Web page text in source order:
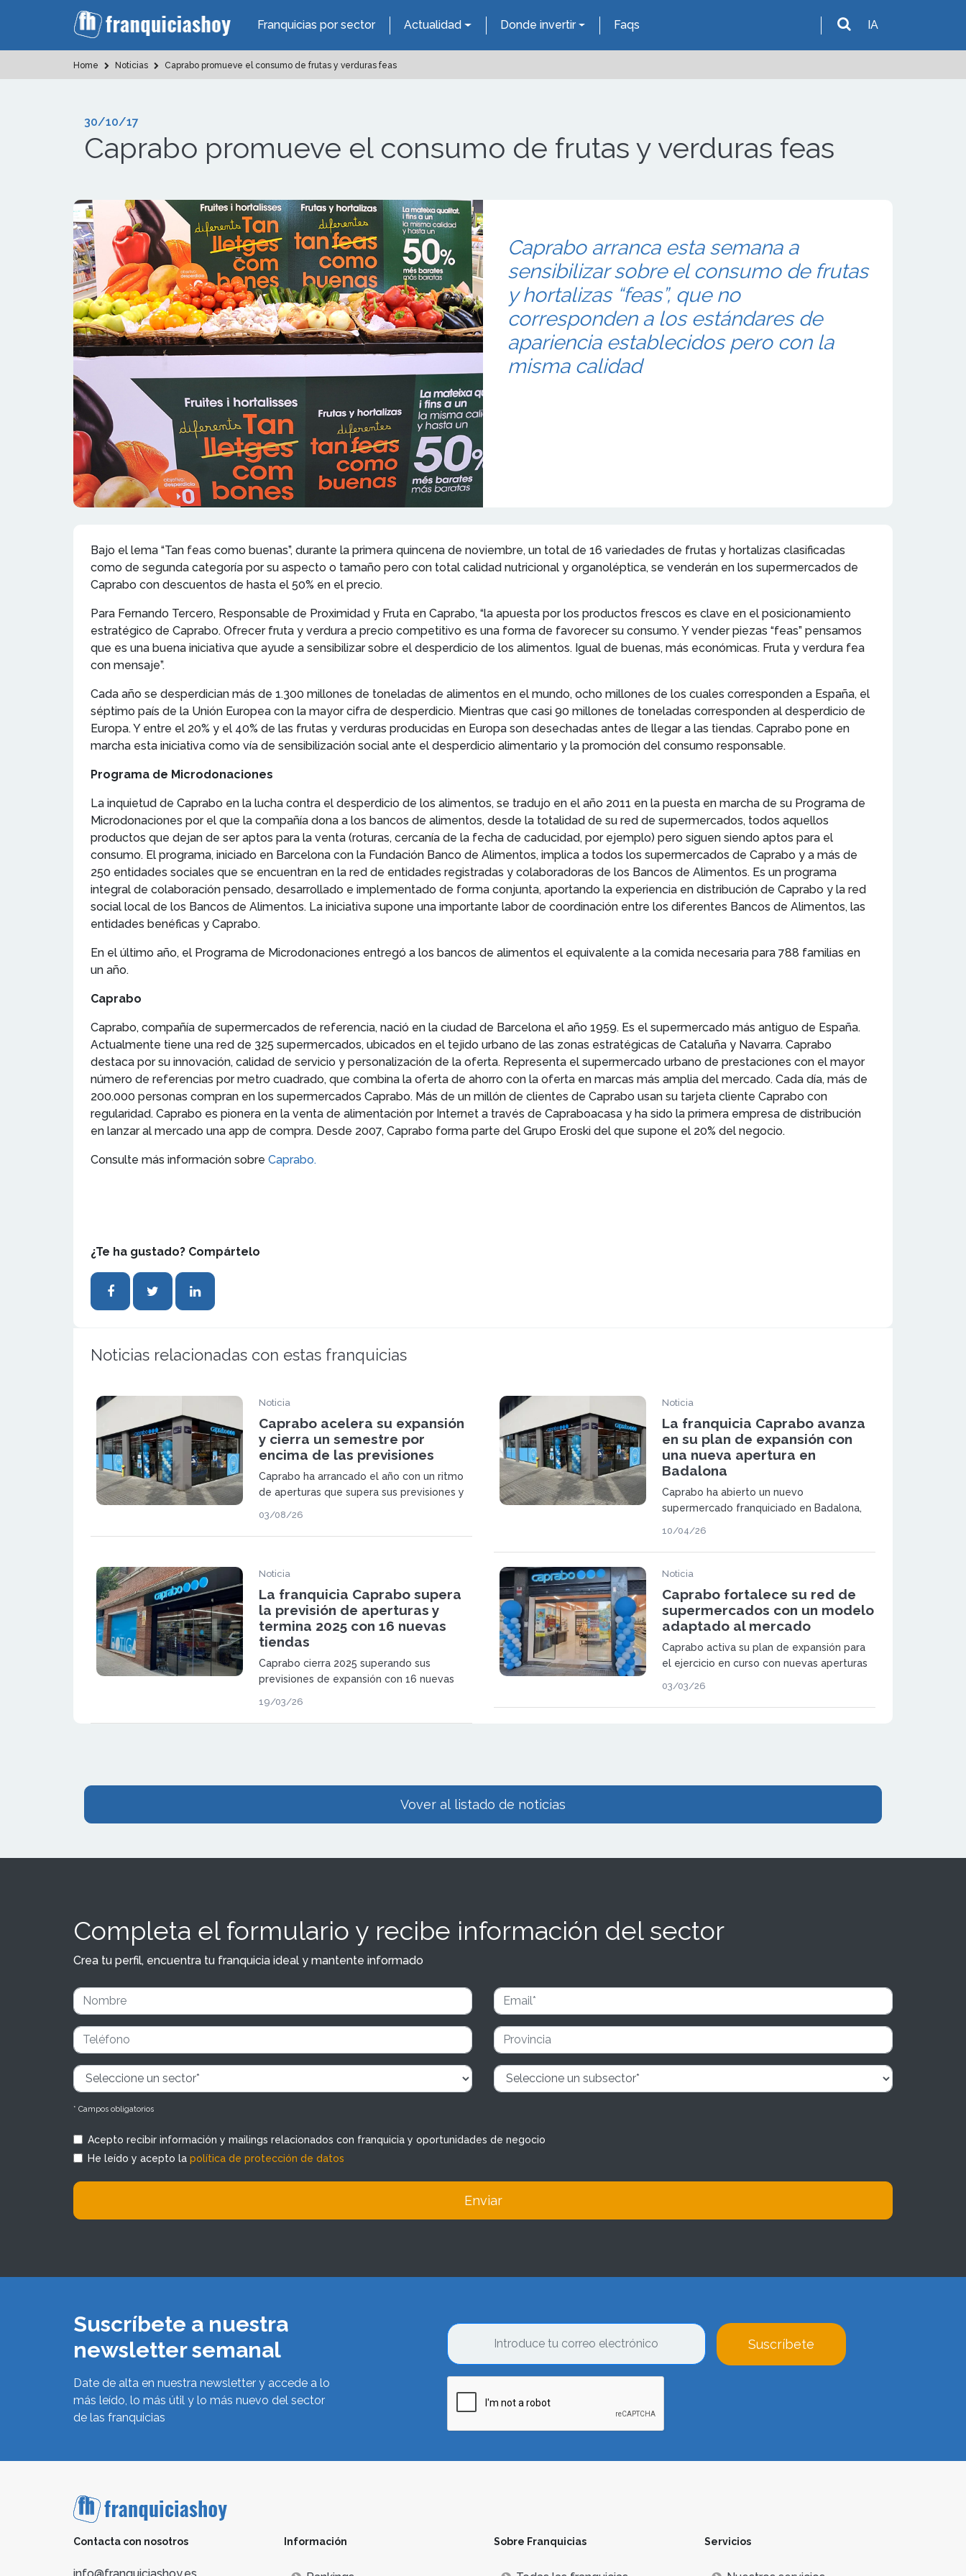
Franquicias por sector Actualidad Donde invertir Faqs IA
Home Noticias Caprabo promueve el consumo de frutas y verduras feas
30/10/17
Caprabo promueve el consumo de frutas y verduras feas
Caprabo arranca esta semana a
sensibilizar sobre el consumo de frutas
y hortalizas “feas”, que no
corresponden a los estándares de
apariencia establecidos pero con la
misma calidad
Bajo el lema “Tan feas como buenas”, durante la primera quincena de noviembre, un total de 16 variedades de frutas y hortalizas clasificadas
como de segunda categoría por su aspecto o tamaño pero con total calidad nutricional y organoléptica, se venderán en los supermercados de
Caprabo con descuentos de hasta el 50% en el precio.
Para Fernando Tercero, Responsable de Proximidad y Fruta en Caprabo, “la apuesta por los productos frescos es clave en el posicionamiento
estratégico de Caprabo. Ofrecer fruta y verdura a precio competitivo es una forma de favorecer su consumo. Y vender piezas “feas” pensamos
que es una buena iniciativa que ayude a sensibilizar sobre el desperdicio de los alimentos. Igual de buenas, más económicas. Fruta y verdura fea
con mensaje”.
Cada año se desperdician más de 1.300 millones de toneladas de alimentos en el mundo, ocho millones de los cuales corresponden a España, el
séptimo país de la Unión Europea con la mayor cifra de desperdicio. Mientras que casi 90 millones de toneladas corresponden al desperdicio de
Europa. Y entre el 20% y el 40% de las frutas y verduras producidas en Europa son desechadas antes de llegar a las tiendas. Caprabo pone en
marcha esta iniciativa como vía de sensibilización social ante el desperdicio alimentario y la promoción del consumo responsable.
Programa de Microdonaciones
La inquietud de Caprabo en la lucha contra el desperdicio de los alimentos, se tradujo en el año 2011 en la puesta en marcha de su Programa de
Microdonaciones por el que la compañía dona a los bancos de alimentos, desde la totalidad de su red de supermercados, todos aquellos
productos que dejan de ser aptos para la venta (roturas, cercanía de la fecha de caducidad, por ejemplo) pero siguen siendo aptos para el
consumo. El programa, iniciado en Barcelona con la Fundación Banco de Alimentos, implica a todos los supermercados de Caprabo y a más de
250 entidades sociales que se encuentran en la red de entidades registradas y colaboradoras de los Bancos de Alimentos. Es un programa
integral de colaboración pensado, desarrollado e implementado de forma conjunta, aportando la experiencia en distribución de Caprabo y la red
social local de los Bancos de Alimentos. La iniciativa supone una importante labor de coordinación entre los diferentes Bancos de Alimentos, las
entidades benéficas y Caprabo.
En el último año, el Programa de Microdonaciones entregó a los bancos de alimentos el equivalente a la comida necesaria para 788 familias en
un año.
Caprabo
Caprabo, compañía de supermercados de referencia, nació en la ciudad de Barcelona el año 1959. Es el supermercado más antiguo de España.
Actualmente tiene una red de 325 supermercados, ubicados en el tejido urbano de las zonas estratégicas de Cataluña y Navarra. Caprabo
destaca por su innovación, calidad de servicio y personalización de la oferta. Representa el supermercado urbano de prestaciones con el mayor
número de referencias por metro cuadrado, que combina la oferta de ahorro con la oferta en marcas más amplia del mercado. Cada día, más de
200.000 personas compran en los supermercados Caprabo. Más de un millón de clientes de Caprabo usan su tarjeta cliente Caprabo con
regularidad. Caprabo es pionera en la venta de alimentación por Internet a través de Capraboacasa y ha sido la primera empresa de distribución
en lanzar al mercado una app de compra. Desde 2007, Caprabo forma parte del Grupo Eroski del que supone el 20% del negocio.
Consulte más información sobre Caprabo.
¿Te ha gustado? Compártelo
Noticias relacionadas con estas franquicias
Noticia
Caprabo acelera su expansión
y cierra un semestre por
encima de las previsiones
Caprabo ha arrancado el año con un ritmo
de aperturas que supera sus previsiones y
Ripollet. Con estas incorporaciones, la
cadena alcanza ocho inauguraciones en el
03/08/26
Noticia
La franquicia Caprabo avanza
en su plan de expansión con
una nueva apertura en
Badalona
Caprabo ha abierto un nuevo
supermercado franquiciado en Badalona,
tienda incorpora el modelo de nueva
generación de la compañía y amplía la red
de supermercados.
10/04/26
Noticia
La franquicia Caprabo supera
la previsión de aperturas y
termina 2025 con 16 nuevas
tiendas
Caprabo cierra 2025 superando sus
previsiones de expansión con 16 nuevas
Cataluña y reforzando un modelo de
supermercado basado en proximidad,
19/03/26
Noticia
Caprabo fortalece su red de
supermercados con un modelo
adaptado al mercado
Caprabo activa su plan de expansión para
el ejercicio en curso con nuevas aperturas
posicionamiento en el sector de
supermercados de proximidad.
03/03/26
Vover al listado de noticias
Completa el formulario y recibe información del sector
Crea tu perfil, encuentra tu franquicia ideal y mantente informado
* Campos obligatorios
Acepto recibir información y mailings relacionados con franquicia y oportunidades de negocio
He leído y acepto la política de protección de datos
Enviar
Suscríbete a nuestra
newsletter semanal
Date de alta en nuestra newsletter y accede a lo
más leído, lo más útil y lo más nuevo del sector
de las franquicias
Suscríbete
Contacta con nosotros
info@franquiciashoy.es
Información Sobre Franquicias Servicios